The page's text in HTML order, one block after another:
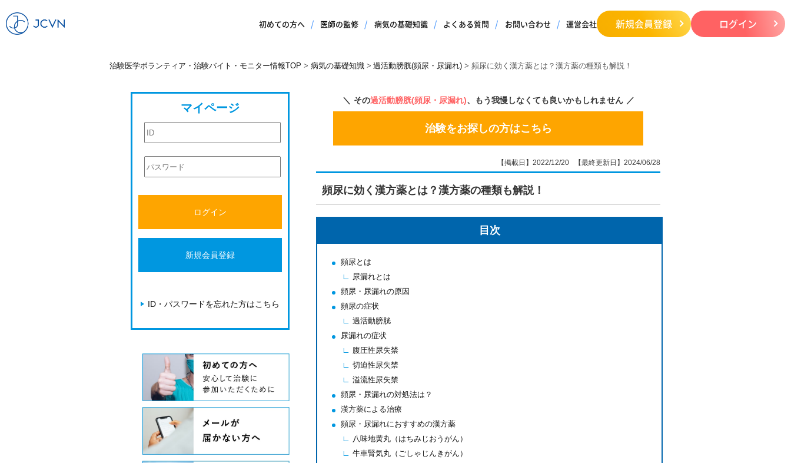
初めての方へ 医師の監修 病気の基礎知識 よくある質問 お問い合わせ 運営会社 新規会員登録 ログイン
治験医学ボランティア・治験バイト・モニター情報TOP 病気の基礎知識 過活動膀胱(頻尿・尿漏れ) 頻尿に効く漢方薬とは？漢方薬の種類も解説！
その過活動膀胱(頻尿・尿漏れ)、もう我慢しなくても良いかもしれません
治験をお探しの方はこちら
【掲載日】2022/12/20 【最終更新日】2024/06/28
頻尿に効く漢方薬とは？漢方薬の種類も解説！
目次
頻尿とは
尿漏れとは
頻尿・尿漏れの原因
頻尿の症状
過活動膀胱
尿漏れの症状
腹圧性尿失禁
切迫性尿失禁
溢流性尿失禁
頻尿・尿漏れの対処法は？
漢方薬による治療
頻尿・尿漏れにおすすめの漢方薬
八味地黄丸（はちみじおうがん）
牛車腎気丸（ごしゃじんきがん）
マイページ
ログイン
新規会員登録
ID・パスワードを忘れた方はこちら